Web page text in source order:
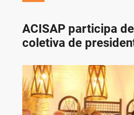
ACISAP participa
coletiva de